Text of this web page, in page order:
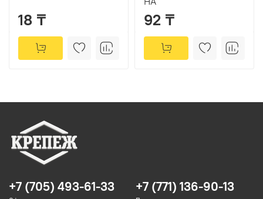
18 ₸ 92 ₸
+7 (705) 493-61-33 +7 (771) 136-90-13